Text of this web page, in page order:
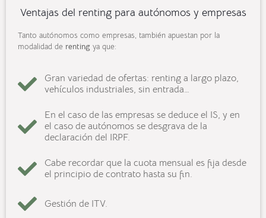
Ventajas del renting para autónomos y empresas
Tanto autónomos como empresas, también apuestan por la
modalidad de renting ya que:
Gran variedad de ofertas: renting a largo plazo,
vehículos industriales, sin entrada…
En el caso de las empresas se deduce el IS, y en
el caso de autónomos se desgrava de la
declaración del IRPF.
Cabe recordar que la cuota mensual es fija desde
el principio de contrato hasta su fin.
Gestión de ITV.